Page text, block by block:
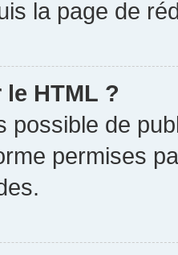
la page de
HTML ?
possible de
permises